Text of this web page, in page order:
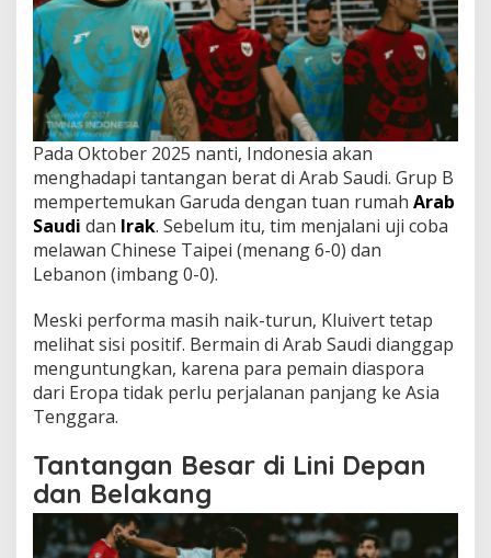
Pada Oktober 2025 nanti, Indonesia akan
menghadapi tantangan berat di Arab Saudi. Grup B
mempertemukan Garuda dengan tuan rumah Arab
Saudi dan Irak. Sebelum itu, tim menjalani uji coba
melawan Chinese Taipei (menang 6-0) dan
Lebanon (imbang 0-0).
Meski performa masih naik-turun, Kluivert tetap
melihat sisi positif. Bermain di Arab Saudi dianggap
menguntungkan, karena para pemain diaspora
dari Eropa tidak perlu perjalanan panjang ke Asia
Tenggara.
Tantangan Besar di Lini Depan
dan Belakang